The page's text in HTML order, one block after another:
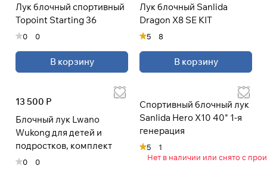
Лук блочный спортивный
Topoint Starting 36
0 0
В корзину
Лук блочный Sanlida
Dragon X8 SE KIT
5 8
В корзину
13 500 Р
Блочный лук Lwano
Wukong для детей и
подростков, комплект
0 0
Спортивный блочный лук
Sanlida Hero X10 40" 1-я
генерация
5
1
Нет в наличии или снято с